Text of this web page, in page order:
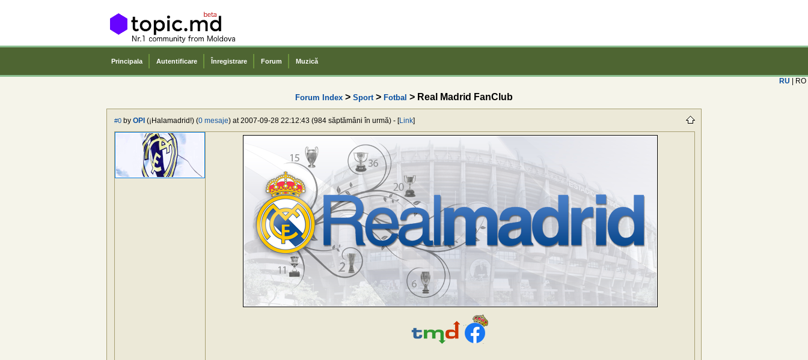
Principala Autentificare Înregistrare Forum Muzică
RU | RO
Forum Index > Sport > Fotbal > Real Madrid FanClub
#0 by OPI (¡Halamadrid!) (0 mesaje) at 2007-09-28 22:12:43 (984 săptămâni în urmă) - [Link]